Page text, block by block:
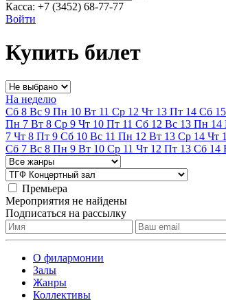
Касса: +7 (3452) 68-77-77
Войти
Купить билет
На неделю
Сб 8 Вс 9 Пн 10 Вт 11 Ср 12 Чт 13 Пт 14 Сб 15
Пн 7 Вт 8 Ср 9 Чт 10 Пт 11 Сб 12 Вс 13 Пн 14
7 Чт 8 Пт 9 Сб 10 Вс 11 Пн 12 Вт 13 Ср 14 Чт
Сб 7 Вс 8 Пн 9 Вт 10 Ср 11 Чт 12 Пт 13 Сб 14
Премьера
Мероприятия не найдены
Подписаться на рассылку
О филармонии
Залы
Жанры
Коллективы